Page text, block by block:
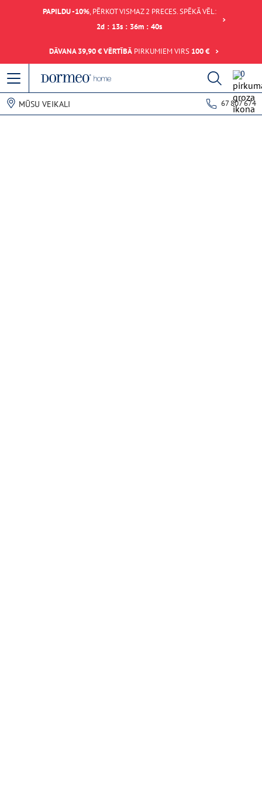
PAPILDU -10%, PĒRKOT VISMAZ 2 PRECES. SPĒKĀ VĒL:
2d : 13s : 36m : 40s
DĀVANA 39,90 € VĒRTĪBĀ PIRKUMIEM VIRS 100 €
0
MŪSU VEIKALI 67 807 674